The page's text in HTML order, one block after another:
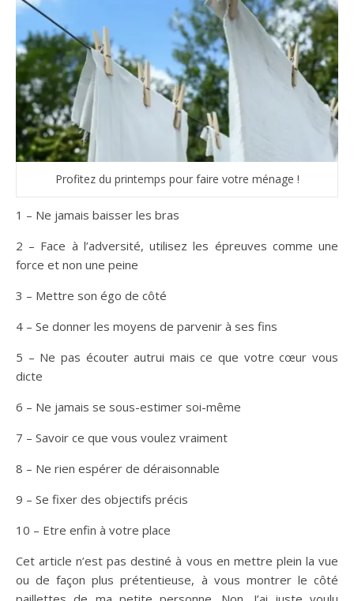
Profitez du printemps pour faire votre ménage !
1 – Ne jamais baisser les bras
2 – Face à l’adversité, utilisez les épreuves comme une
force et non une peine
3 – Mettre son égo de côté
4 – Se donner les moyens de parvenir à ses fins
5 – Ne pas écouter autrui mais ce que votre cœur vous
dicte
6 – Ne jamais se sous-estimer soi-même
7 – Savoir ce que vous voulez vraiment
8 – Ne rien espérer de déraisonnable
9 – Se fixer des objectifs précis
10 – Etre enfin à votre place
Cet article n’est pas destiné à vous en mettre plein la vue
ou de façon plus prétentieuse, à vous montrer le côté